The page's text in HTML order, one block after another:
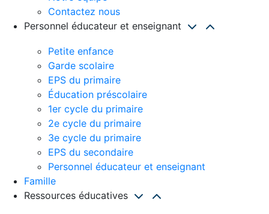
Contactez nous
Personnel éducateur et enseignant
Petite enfance
Garde scolaire
EPS du primaire
Éducation préscolaire
1er cycle du primaire
2e cycle du primaire
3e cycle du primaire
EPS du secondaire
Personnel éducateur et enseignant
Famille
Ressources éducatives